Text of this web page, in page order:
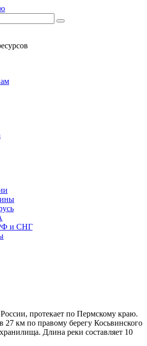
и СНГ
протекает по Пермскому краю.
27 км по правому берегу Косьвинского
Длина реки составляет 10